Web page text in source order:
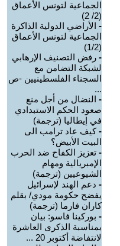
الجماعية لتونس الأعماق
(2/ 2)
- الأراضي الدولية الذاكرة
الجماعية لتونس الأعماق
(1/2)
- رفض التصنيف الإرهابي
لشبكة التضامن مع
السجناء الفلسطينيين -ص
...
- النضال من أجل منع
صعود الحكم الاستبدادي
في إيطاليا (ترجمة)
-كيف عاد ترامب الى
البيت الأبيض؟
- تعزيز الكفاح ضد الحرب
الإمبريالية ومهام
الشيوعيين (ترجمة)
- دعم الهند لإسرائيل
يفضح حكومة مودي/ بقلم
كاران فارما (ترجمة)
- بوركينا فاسو: بيان
بمناسبة الذكرى العاشرة
لانتفاضة أكتوبر 20 ...